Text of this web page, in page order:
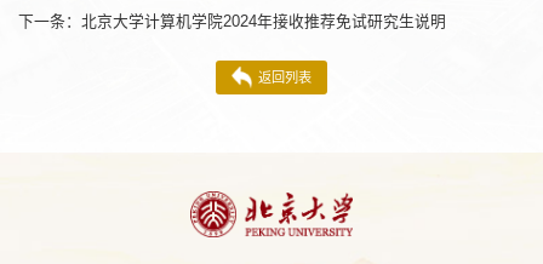
下一条： 北京大学计算机学院2024年接收推荐免试研究生说明
返回列表